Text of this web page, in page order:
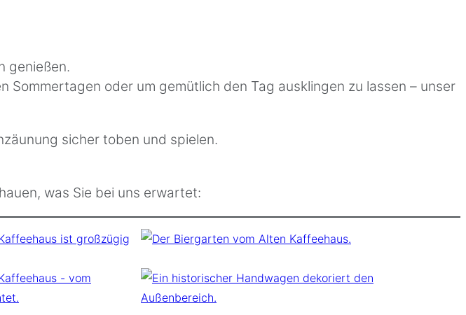
genießen.
oder um gemütlich den Tag ausklingen zu lassen – unser
sicher toben und spielen.
was Sie bei uns erwartet: